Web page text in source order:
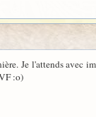
Je l'attends avec
:o)